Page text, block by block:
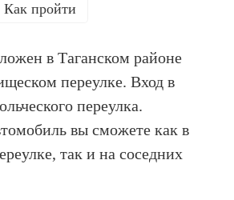
Как пройти
в Таганском районе
переулке. Вход в
переулка.
вы сможете как в
так и на соседних